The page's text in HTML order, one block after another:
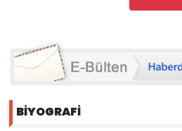
BİYOGRAFİ